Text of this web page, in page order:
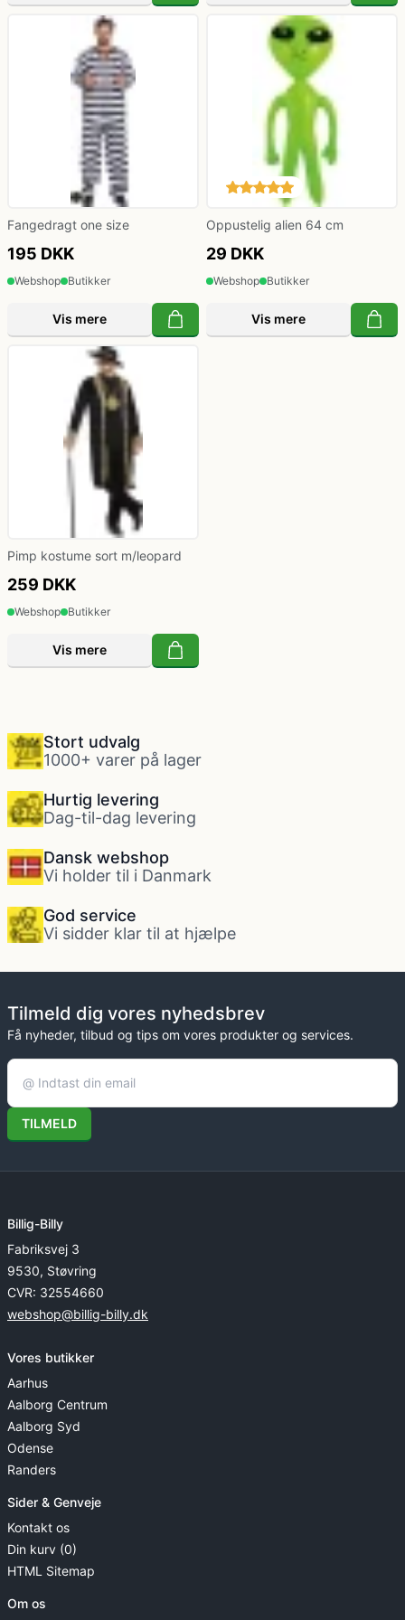
Fangedragt one size
195 DKK
Webshop Butikker
Vis mere
Oppustelig alien 64 cm
29 DKK
Webshop Butikker
Vis mere
Pimp kostume sort m/leopard
259 DKK
Webshop Butikker
Vis mere
Stort udvalg
1000+ varer på lager
Hurtig levering
Dag-til-dag levering
Dansk webshop
Vi holder til i Danmark
God service
Vi sidder klar til at hjælpe
Tilmeld dig vores nyhedsbrev
Få nyheder, tilbud og tips om vores produkter og services.
TILMELD
Billig-Billy
Fabriksvej 3
9530, Støvring
CVR: 32554660
webshop@billig-billy.dk
Vores butikker
Aarhus
Aalborg Centrum
Aalborg Syd
Odense
Randers
Sider & Genveje
Kontakt os
Din kurv (0)
HTML Sitemap
Om os